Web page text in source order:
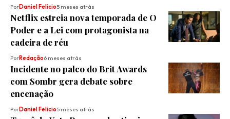
PorDaniel Felicio5 meses atrás
Netflix estreia nova temporada de O
Poder e a Lei com protagonista na
cadeira de réu
PorRedação6 meses atrás
Incidente no palco do Brit Awards
com Sombr gera debate sobre
encenação
PorDaniel Felicio5 meses atrás